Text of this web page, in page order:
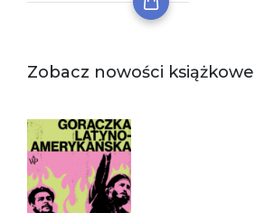
Zobacz nowości książkowe